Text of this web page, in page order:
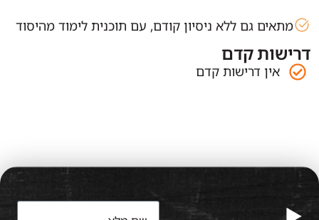
מתאים גם ללא ניסיון קודם, עם תוכנית לימוד מהיסוד
דרישות קדם
אין דרישות קדם